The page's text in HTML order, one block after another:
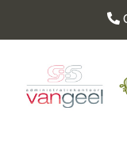
hoofd
inhoud
Van